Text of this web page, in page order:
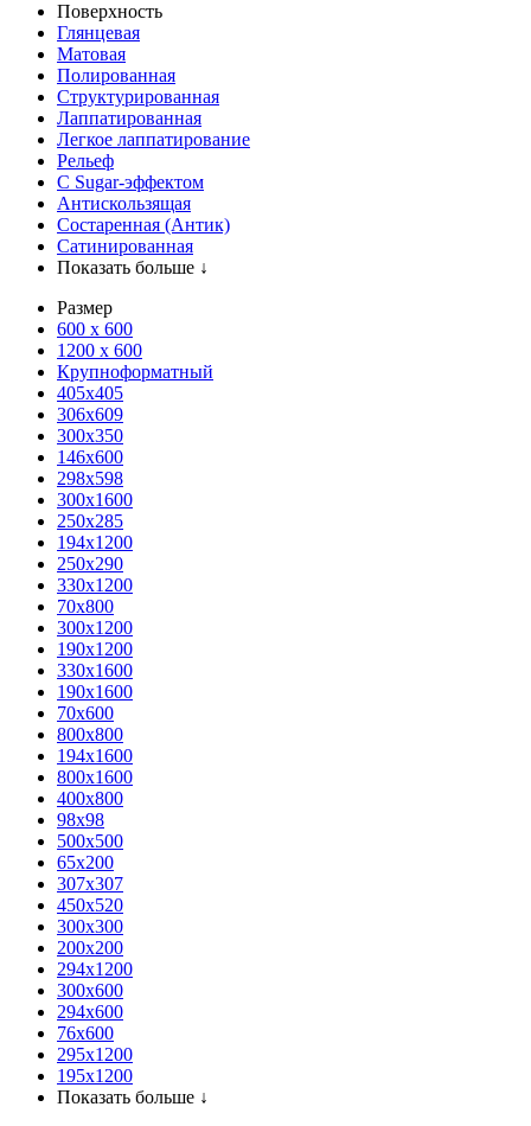
Поверхность
Глянцевая
Матовая
Полированная
Структурированная
Лаппатированная
Легкое лаппатирование
Рельеф
С Sugar-эффектом
Антискользящая
Состаренная (Антик)
Сатинированная
Показать больше ↓
Размер
600 х 600
1200 х 600
Крупноформатный
405x405
306x609
300x350
146x600
298x598
300x1600
250x285
194x1200
250x290
330x1200
70x800
300x1200
190x1200
330x1600
190x1600
70x600
800x800
194x1600
800x1600
400х800
98x98
500x500
65x200
307x307
450x520
300x300
200x200
294x1200
300x600
294x600
76х600
295х1200
195х1200
Показать больше ↓